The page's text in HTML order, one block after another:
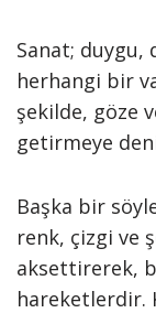
Sanat; duygu,
herhangi bir
şekilde, göze
getirmeye
Başka bir
renk, çizgi ve
aksettirerek,
hareketlerdir.